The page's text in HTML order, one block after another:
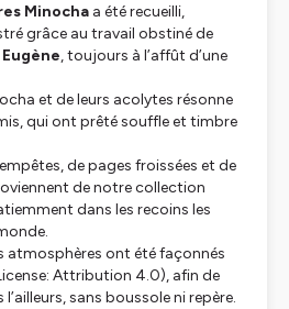
Minocha a été recueilli,
grâce au travail obstiné de
Eugène, toujours à l’affût d’une
et de leurs acolytes résonne
qui ont prêté souffle et timbre
de pages froissées et de
de notre collection
dans les recoins les
atmosphères ont été façonnés
Attribution 4.0), afin de
sans boussole ni repère.